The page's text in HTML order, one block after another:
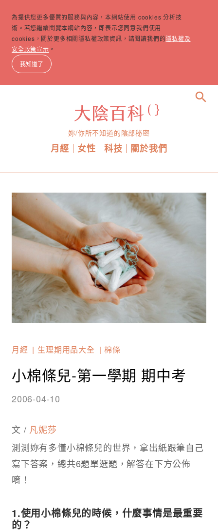
為提供您更多優質的服務與內容，本網站使用 cookies 分析技
術。若您繼續閱覽本網站內容，即表示您同意我們使用
cookies，關於更多相關隱私權政策資訊，請閱讀我們的隱私權及
安全政策宣示 。
我知道了
妳/你所不知道的陰部秘密
月經 女性 科技 關於我們
search
月經 生理期用品大全 棉條
小棉條兒-第一學期 期中考
2006-04-10
文 / 凡妮莎
測測妳有多懂小棉條兒的世界，拿出紙跟筆自己
寫下答案，總共6題單選題，解答在下方公佈
唷！
1.使用小棉條兒的時候，什麼事情是最重要
的？